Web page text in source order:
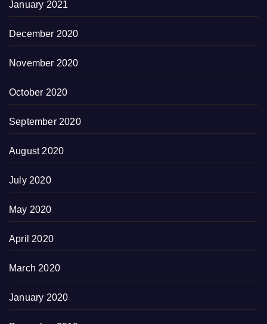
January 2021
December 2020
November 2020
October 2020
September 2020
August 2020
July 2020
May 2020
April 2020
March 2020
January 2020